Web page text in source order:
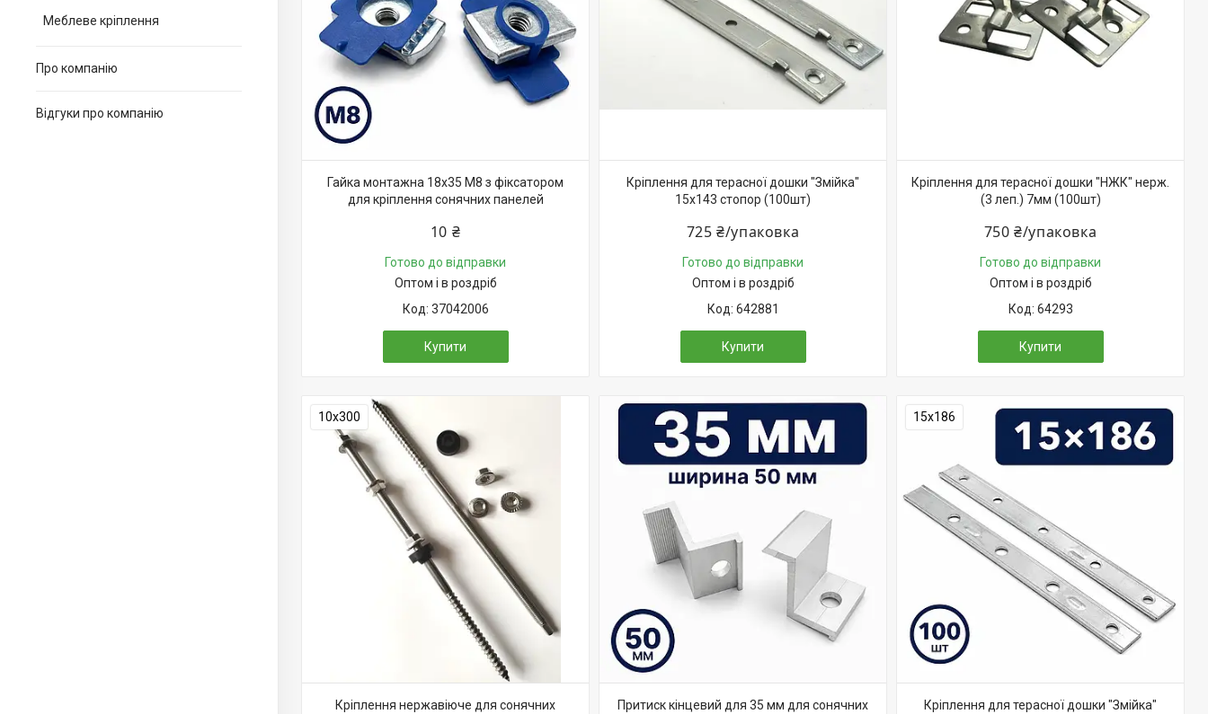
Меблеве кріплення
Про компанію
Відгуки про компанію
Гайка монтажна 18х35 М8 з фіксатором
для кріплення сонячних панелей
10 ₴
Готово до відправки
Оптом і в роздріб
37042006
Купити
Кріплення для терасної дошки "Змійка"
15х143 стопор (100шт)
725 ₴/упаковка
Готово до відправки
Оптом і в роздріб
642881
Купити
Кріплення для терасної дошки "НЖК" нерж.
(3 леп.) 7мм (100шт)
750 ₴/упаковка
Готово до відправки
Оптом і в роздріб
64293
Купити
10х300
Кріплення нержавіюче для сонячних
Притиск кінцевий для 35 мм для сонячних
15х186
Кріплення для терасної дошки "Змійка"